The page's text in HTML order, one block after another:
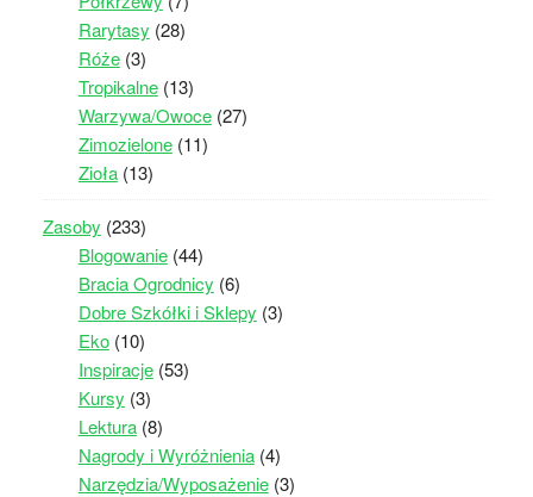
Rarytasy (28)
Róże(3)
Tropikalne(13)
Warzywa/Owoce(27)
Zimozielone(11)
Zioła(13)
Zasoby (233)
Blogowanie(44)
Bracia Ogrodnicy (6)
Dobre Szkółki i Sklepy (3)
Eko(10)
Inspiracje(53)
Kursy (3)
Lektura(8)
Nagrody i Wyróżnienia(4)
Narzędzia/Wyposażenie(3)